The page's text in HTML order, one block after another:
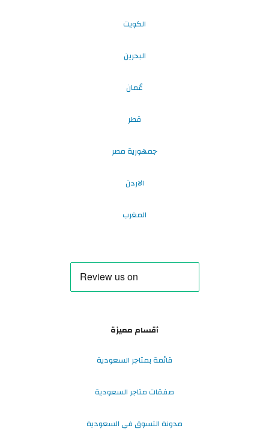
الكويت
البحرين
عُمان
قطر
جمهورية مصر
الاردن
المغرب
أقسام مميزة
قائمة بمتاجر السعودية
صفقات متاجر السعودية
مدونة التسوق في السعودية